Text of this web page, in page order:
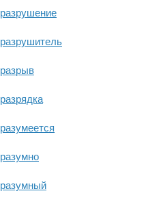
разрушение
разрушитель
разрыв
разрядка
разумеется
разумно
разумный